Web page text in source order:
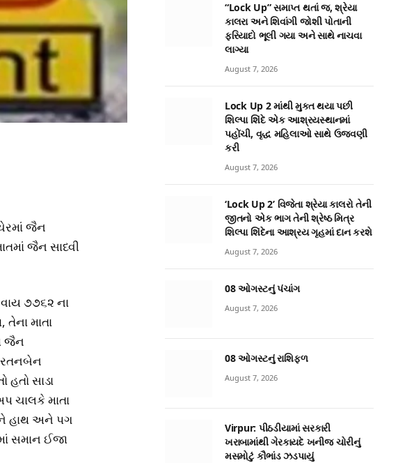
જૈન
જૈન સાધ્વી
૭૭૬૨ ના
તેના માતા
જૈન
રતનબેન
હતો સાડા
ચાલકે માતા
હાથ અને પગ
સમાન ઈજા
“Lock Up” સમાપ્ત થતાં જ, શ્રેયા
કાલરા અને શિવાંગી જોશી પોતાની
ફરિયાદો ભૂલી ગયા અને સાથે નાચવા
લાગ્યા
August 7, 2026
Lock Up 2 માંથી મુક્ત થયા પછી
શિલ્પા શિંદે એક આશ્રયસ્થાનમાં
પહોંચી, વૃદ્ધ મહિલાઓ સાથે ઉજવણી
કરી
August 7, 2026
‘Lock Up 2’ વિજેતા શ્રેયા કાલરો તેની
જીતનો એક ભાગ તેની શ્રેષ્ઠ મિત્ર
શિલ્પા શિંદેના આશ્રય ગૃહમાં દાન કરશે
August 7, 2026
08 ઓગસ્ટનું પંચાંગ
August 7, 2026
08 ઓગસ્ટનું રાશિફળ
August 7, 2026
Virpur: પીઠડીયામાં સરકારી
ખરાબામાંથી ગેરકાયદે ખનીજ ચોરીનું
મસમોટું કૌભાંડ ઝડપાયું